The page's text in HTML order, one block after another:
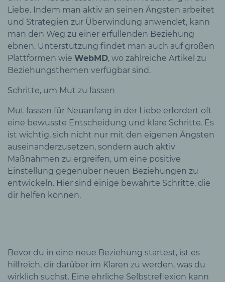
Liebe. Indem man aktiv an seinen Ängsten arbeitet
und Strategien zur Überwindung anwendet, kann
man den Weg zu einer erfüllenden Beziehung
ebnen. Unterstützung findet man auch auf großen
Plattformen wie WebMD, wo zahlreiche Artikel zu
Beziehungsthemen verfügbar sind.
Schritte, um Mut zu fassen
Mut fassen für Neuanfang in der Liebe erfordert oft
eine bewusste Entscheidung und klare Schritte. Es
ist wichtig, sich nicht nur mit den eigenen Ängsten
auseinanderzusetzen, sondern auch aktiv
Maßnahmen zu ergreifen, um eine positive
Einstellung gegenüber neuen Beziehungen zu
entwickeln. Hier sind einige bewährte Schritte, die
dir helfen können.
Bevor du in eine neue Beziehung startest, ist es
hilfreich, dir darüber im Klaren zu werden, was du
wirklich suchst. Eine ehrliche Selbstreflexion kann